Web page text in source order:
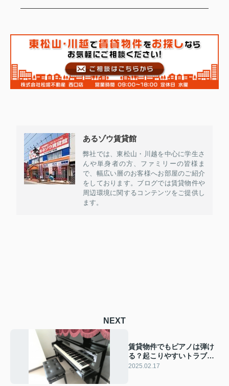
あるゾウ賃貸館
弊社では、東松山・川越を中心に学生さ
んや単身者の方、ファミリーの皆様ま
で、幅広い層のお客様へお部屋のご紹介
をしております。ブログでは賃貸物件や
周辺環境に関するコンテンツをご提供し
ます。
NEXT
賃貸物件でもピアノは弾け
る？起こりやすいトラブル
や防音対策について解説
2025.02.17